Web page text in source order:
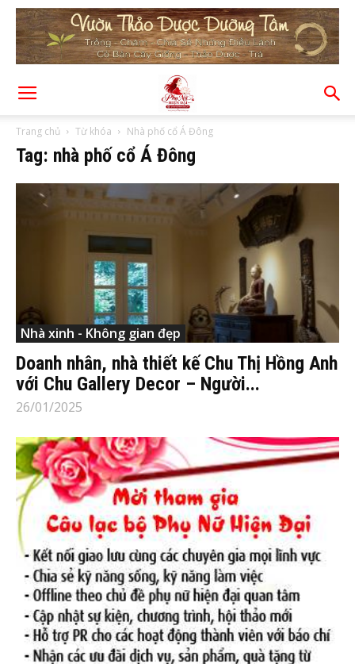
Trang chủ Từ khóa Nhà phố cổ Á Đông
Tag: nhà phố cổ Á Đông
Nhà xinh - Không gian đẹp
Doanh nhân, nhà thiết kế Chu Thị Hồng Anh
với Chu Gallery Decor – Người...
26/01/2025